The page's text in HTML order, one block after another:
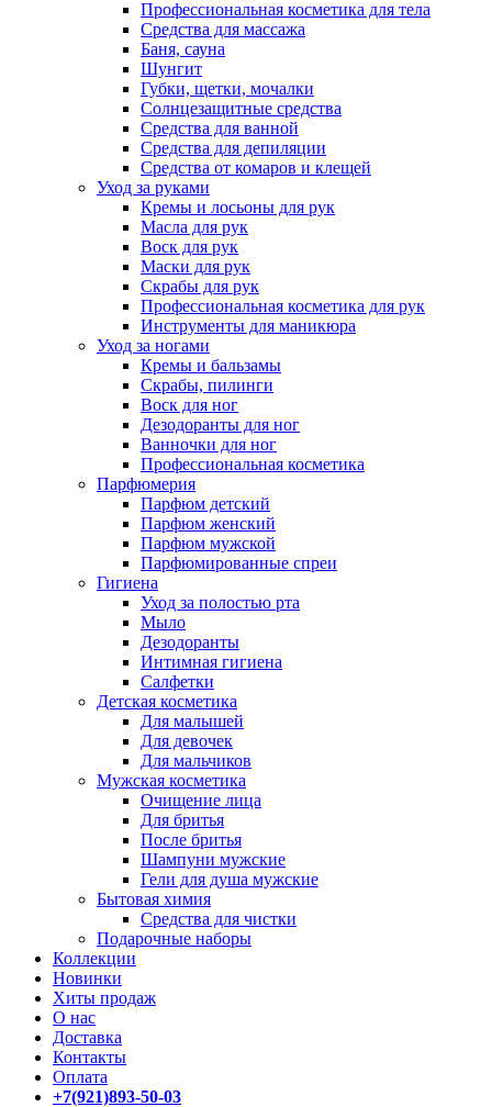
Профессиональная косметика для тела
Средства для массажа
Баня, сауна
Шунгит
Губки, щетки, мочалки
Солнцезащитные средства
Средства для ванной
Средства для депиляции
Средства от комаров и клещей
Уход за руками
Кремы и лосьоны для рук
Масла для рук
Воск для рук
Маски для рук
Скрабы для рук
Профессиональная косметика для рук
Инструменты для маникюра
Уход за ногами
Кремы и бальзамы
Скрабы, пилинги
Воск для ног
Дезодоранты для ног
Ванночки для ног
Профессиональная косметика
Парфюмерия
Парфюм детский
Парфюм женский
Парфюм мужской
Парфюмированные спреи
Гигиена
Уход за полостью рта
Мыло
Дезодоранты
Интимная гигиена
Салфетки
Детская косметика
Для малышей
Для девочек
Для мальчиков
Мужская косметика
Очищение лица
Для бритья
После бритья
Шампуни мужские
Гели для душа мужские
Бытовая химия
Средства для чистки
Подарочные наборы
Коллекции
Новинки
Хиты продаж
О нас
Доставка
Контакты
Оплата
+7(921)893-50-03